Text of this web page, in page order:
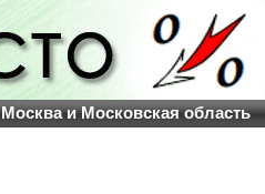
Москва и Московская область